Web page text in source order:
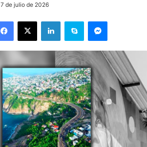
7 de julio de 2026
Facebook
X LinkedInSkype Messenger